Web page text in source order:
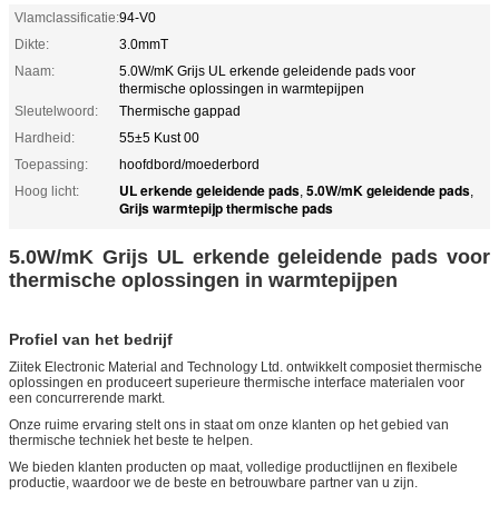
Vlamclassificatie:94-V0
Dikte:
3.0mmT
Naam:
5.0W/mK Grijs UL erkende geleidende pads voor
thermische oplossingen in warmtepijpen
Sleutelwoord:
Thermische gappad
Hardheid:
55±5 Kust 00
Toepassing:
hoofdbord/moederbord
Hoog licht:
UL erkende geleidende pads, 5.0W/mK geleidende pads,
Grijs warmtepijp thermische pads
5.0W/mK Grijs UL erkende geleidende pads voor
thermische oplossingen in warmtepijpen
Profiel van het bedrijf
Ziitek Electronic Material and Technology Ltd. ontwikkelt composiet thermische
oplossingen en produceert superieure thermische interface materialen voor
een concurrerende markt.
Onze ruime ervaring stelt ons in staat om onze klanten op het gebied van
thermische techniek het beste te helpen.
We bieden klanten producten op maat, volledige productlijnen en flexibele
productie, waardoor we de beste en betrouwbare partner van u zijn.